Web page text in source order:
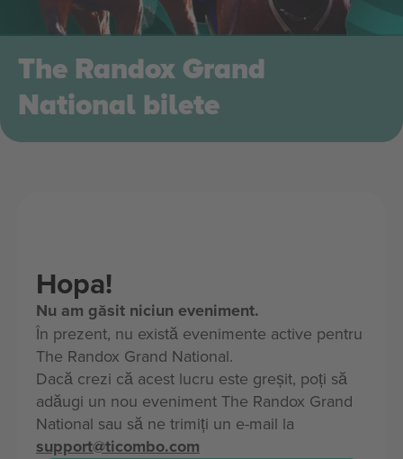
The Randox Grand
National bilete
Hopa!
Nu am găsit niciun eveniment.
În prezent, nu există evenimente active pentru
The Randox Grand National.
Dacă crezi că acest lucru este greșit, poți să
adăugi un nou eveniment The Randox Grand
National sau să ne trimiți un e-mail la
support@ticombo.com